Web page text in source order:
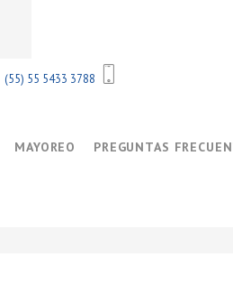
(55) 55 5433 3788
MAYOREO PREGUNTAS